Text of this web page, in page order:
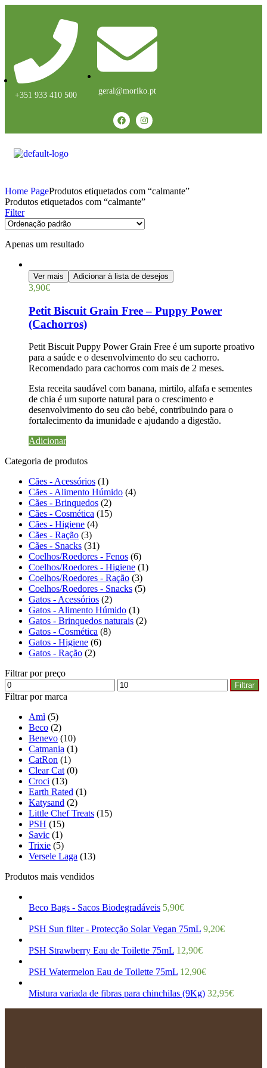
+351 933 410 500 geral@moriko.pt
Home PageProdutos etiquetados com “calmante”
Produtos etiquetados com “calmante”
Filter
Apenas um resultado
Ver mais Adicionar à lista de desejos
3,90€
Petit Biscuit Grain Free – Puppy Power
(Cachorros)
Petit Biscuit Puppy Power Grain Free é um suporte proativo
para a saúde e o desenvolvimento do seu cachorro.
Recomendado para cachorros com mais de 2 meses.
Esta receita saudável com banana, mirtilo, alfafa e sementes
de chia é um suporte natural para o crescimento e
desenvolvimento do seu cão bebé, contribuindo para o
fortalecimento da imunidade e ajudando a digestão.
Adicionar
Categoria de produtos
Cães - Acessórios (1)
Cães - Alimento Húmido (4)
Cães - Brinquedos (2)
Cães - Cosmética (15)
Cães - Higiene (4)
Cães - Ração (3)
Cães - Snacks (31)
Coelhos/Roedores - Fenos (6)
Coelhos/Roedores - Higiene (1)
Coelhos/Roedores - Ração (3)
Coelhos/Roedores - Snacks (5)
Gatos - Acessórios (2)
Gatos - Alimento Húmido (1)
Gatos - Brinquedos naturais (2)
Gatos - Cosmética (8)
Gatos - Higiene (6)
Gatos - Ração (2)
Filtrar por preço
Filtrar
Filtrar por marca
Amì (5)
Beco (2)
Benevo (10)
Catmania (1)
CatRon (1)
Clear Cat (0)
Croci (13)
Earth Rated (1)
Katysand (2)
Little Chef Treats (15)
PSH (15)
Savic (1)
Trixie (5)
Versele Laga (13)
Produtos mais vendidos
Beco Bags - Sacos Biodegradáveis 5,90€
PSH Sun filter - Protecção Solar Vegan 75mL 9,20€
PSH Strawberry Eau de Toilette 75mL 12,90€
PSH Watermelon Eau de Toilette 75mL 12,90€
Mistura variada de fibras para chinchilas (9Kg) 32,95€